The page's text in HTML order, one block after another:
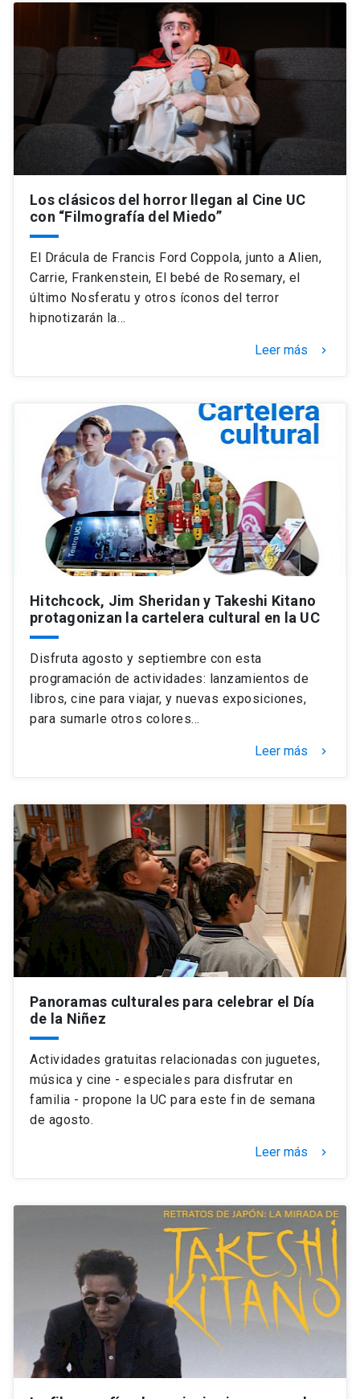
Los clásicos del horror llegan al Cine UC
con “Filmografía del Miedo”
El Drácula de Francis Ford Coppola, junto a Alien,
Carrie, Frankenstein, El bebé de Rosemary, el
último Nosferatu y otros íconos del terror
hipnotizarán la…
Leer más keyboard_arrow_right
Hitchcock, Jim Sheridan y Takeshi Kitano
protagonizan la cartelera cultural en la UC
Disfruta agosto y septiembre con esta
programación de actividades: lanzamientos de
libros, cine para viajar, y nuevas exposiciones,
para sumarle otros colores…
Leer más keyboard_arrow_right
Panoramas culturales para celebrar el Día
de la Niñez
Actividades gratuitas relacionadas con juguetes,
música y cine - especiales para disfrutar en
familia - propone la UC para este fin de semana
de agosto.
Leer más keyboard_arrow_right